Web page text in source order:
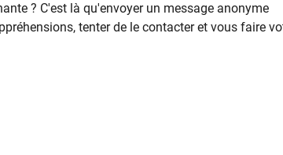
? C'est là qu'envoyer un message anonyme
tenter de le contacter et vous faire